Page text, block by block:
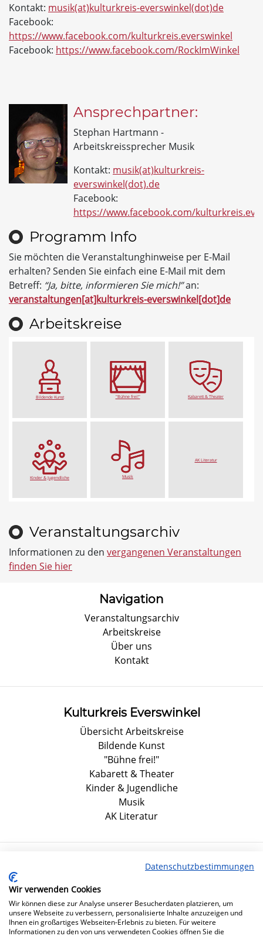
Kontakt: musik(at)kulturkreis-everswinkel(dot)de
Facebook:
https://www.facebook.com/kulturkreis.everswinkel
Facebook: https://www.facebook.com/RockImWinkel
Ansprechpartner:
Stephan Hartmann -
Arbeitskreissprecher Musik
Kontakt: musik(at)kulturkreis-
everswinkel(dot).de
Facebook:
https://www.facebook.com/
Programm Info
Sie möchten die Veranstaltunghinweise per E-Mail
erhalten? Senden Sie einfach eine E-Mail mit dem
Betreff: “Ja, bitte, informieren Sie mich!”an:
veranstaltungen[at]kulturkreis-everswinkel[dot]de
Arbeitskreise
Bildende Kunst "Bühne frei!" Kabarett & Theater
Kinder & Jugendliche Musik
AK Literatur
Veranstaltungsarchiv
Informationen zu den vergangenen Veranstaltungen
finden Sie hier
Navigation
Veranstaltungsarchiv
Arbeitskreise
Über uns
Kontakt
Kulturkreis Everswinkel
Übersicht Arbeitskreise
Bildende Kunst
"Bühne frei!"
Kabarett & Theater
Kinder & Jugendliche
Musik
AK Literatur
Social-Media
Folgen Sie uns auf unseren Social-Media Kanälen um
nichts mehr zu verpassen!
Datenschutzbestimmungen
Wir verwenden Cookies
Wir können diese zur Analyse unserer Besucherdaten platzieren, um
unsere Webseite zu verbessern, personalisierte Inhalte anzuzeigen und
Ihnen ein großartiges Webseiten-Erlebnis zu bieten. Für weitere
Informationen zu den von uns verwendeten Cookies öffnen Sie die